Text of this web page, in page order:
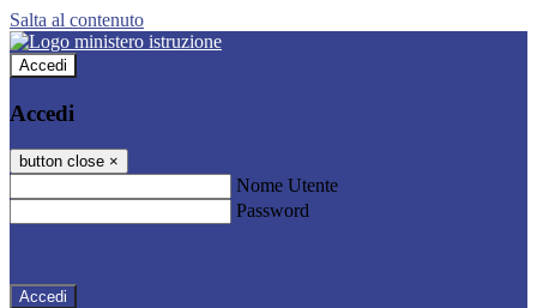
Salta al contenuto
Accedi
Accedi
button close ×
Nome Utente
Password